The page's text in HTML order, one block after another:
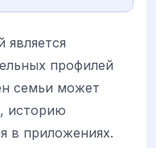
профилей
семьи может
историю
в приложениях.